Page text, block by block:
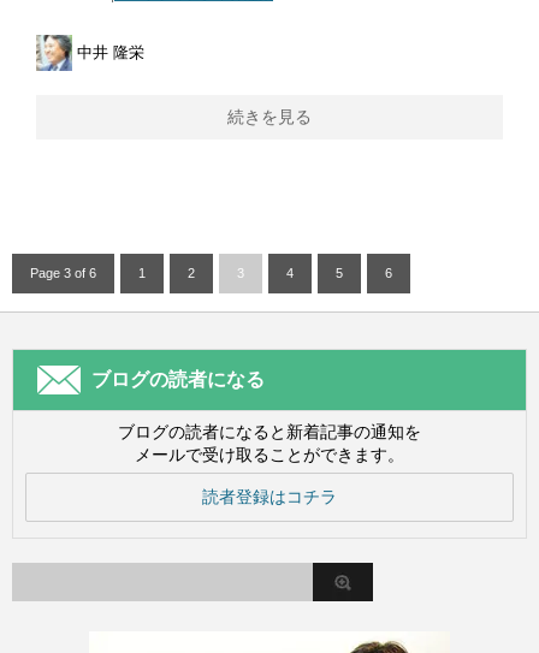
中井 隆栄
続きを見る
Page 3 of 6 1 2 3 4 5 6
ブログの読者になる
ブログの読者になると新着記事の通知を
メールで受け取ることができます。
読者登録はコチラ